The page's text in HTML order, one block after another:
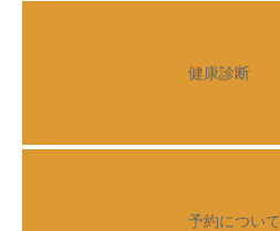
健康診断
予約について